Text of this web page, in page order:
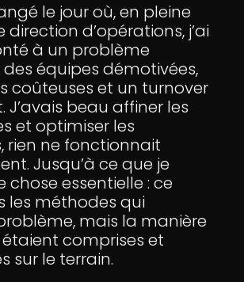
le jour où, en pleine
direction d’opérations, j’ai
à un problème
des équipes démotivées,
coûteuses et un turnover
J’avais beau affiner les
et optimiser les
rien ne fonctionnait
Jusqu’à ce que je
chose essentielle : ce
les méthodes qui
mais la manière
comprises et
sur le terrain.